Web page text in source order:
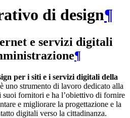
di design¶
e servizi digitali
¶
per i siti e i servizi digitali della
è uno strumento di lavoro dedicato alla
fornitori e ha l’obiettivo di fornire
e migliorare la progettazione e la
digitali verso la cittadinanza.